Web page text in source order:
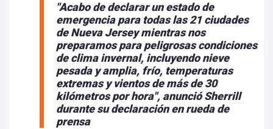
"Acabo de declarar un estado de
emergencia para todas las 21 ciudades
de Nueva Jersey mientras nos
preparamos para peligrosas condiciones
de clima invernal, incluyendo nieve
pesada y amplia, frío, temperaturas
extremas y vientos de más de 30
kilómetros por hora", anunció Sherrill
durante su declaración en rueda de
prensa